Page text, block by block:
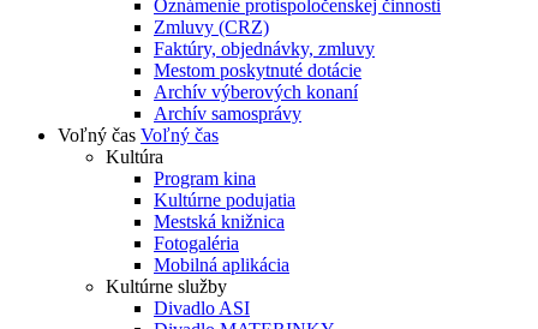
Oznámenie protispoločenskej činnosti
Zmluvy (CRZ)
Faktúry, objednávky, zmluvy
Mestom poskytnuté dotácie
Archív výberových konaní
Archív samosprávy
Voľný čas Voľný čas
Kultúra
Program kina
Kultúrne podujatia
Mestská knižnica
Fotogaléria
Mobilná aplikácia
Kultúrne služby
Divadlo ASI